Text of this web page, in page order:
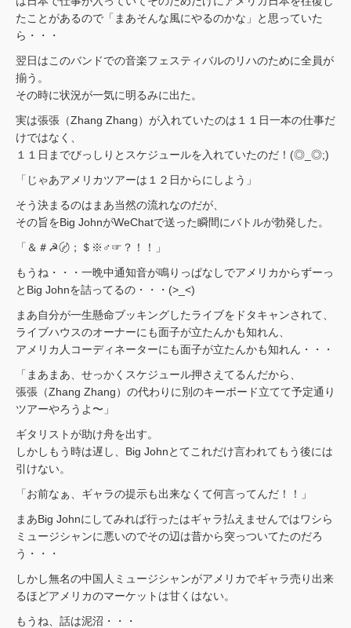
たことがあるので「まあそんな風にやるのかな」と思っていた
ら・・・
翌日はこのバンドでの音楽フェスティバルのリハのために全員が
揃う。
その時に状況が一気に明るみに出た。
実は張張（Zhang Zhang）が入れていたのは１１日一本の仕事だ
けではなく、
１１日までびっしりとスケジュールを入れていたのだ！(◎_◎;)
「じゃあアメリカツアーは１２日からにしよう」
そう決まるのはまあ当然の流れなのだが、
その旨をBig JohnがWeChatで送った瞬間にバトルが勃発した。
「＆＃☭〄；＄※♂☞？！！」
もうね・・・一晩中通知音が鳴りっぱなしでアメリカからずーっ
とBig Johnを詰ってるの・・・(>_<)
まあ自分が一生懸命ブッキングしたライブをドタキャンされて、
ライブハウスのオーナーにも面子が立たんかも知れん、
アメリカ人コーディネーターにも面子が立たんかも知れん・・・
「まあまあ、せっかくスケジュール押さえてるんだから、
張張（Zhang Zhang）の代わりに別のキーボード立てて予定通り
ツアーやろうよ〜」
ギタリストが助け舟を出す。
しかしもう時は遅し、Big Johnとてこれだけ言われてもう後には
引けない。
「お前なぁ、ギャラの提示も出来なくて何言ってんだ！！」
まあBig Johnにしてみれば行ったはギャラ払えませんではワシら
ミュージシャンに悪いのでその辺は昔から突っついてたのだろ
う・・・
しかし無名の中国人ミュージシャンがアメリカでギャラ売り出来
るほどアメリカのマーケットは甘くはない。
もうね、話は泥沼・・・